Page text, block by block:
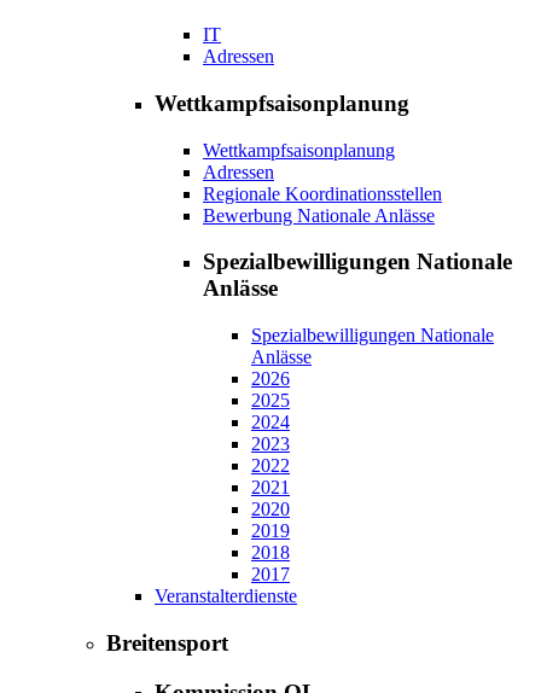
IT
Adressen
Wettkampfsaisonplanung
Wettkampfsaisonplanung
Adressen
Regionale Koordinationsstellen
Bewerbung Nationale Anlässe
Spezialbewilligungen Nationale
Anlässe
Spezialbewilligungen Nationale
Anlässe
2026
2025
2024
2023
2022
2021
2020
2019
2018
2017
Veranstalterdienste
Breitensport